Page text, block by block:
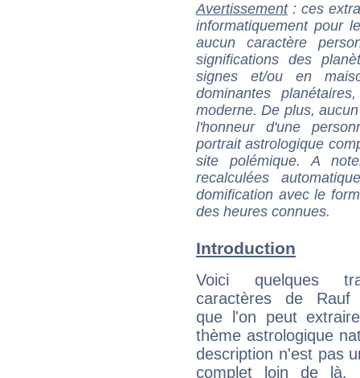
Avertissement: ces
informatiquement pour
aucun caractère
significations des
signes et/ou en
dominantes
moderne. De plus,
l'honneur d'une
portrait astrologique
site polémique. A
recalculées
domification avec le
des heures connues.
Introduction
Voici quelques
caractères de Rauf
que l'on peut
thème astrologique
description n'est pas
complet loin de là,